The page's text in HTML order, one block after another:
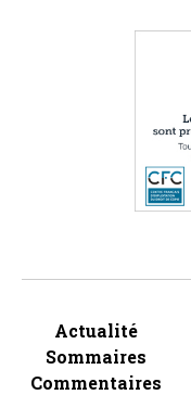
Actualité
Sommaires
Commentaires